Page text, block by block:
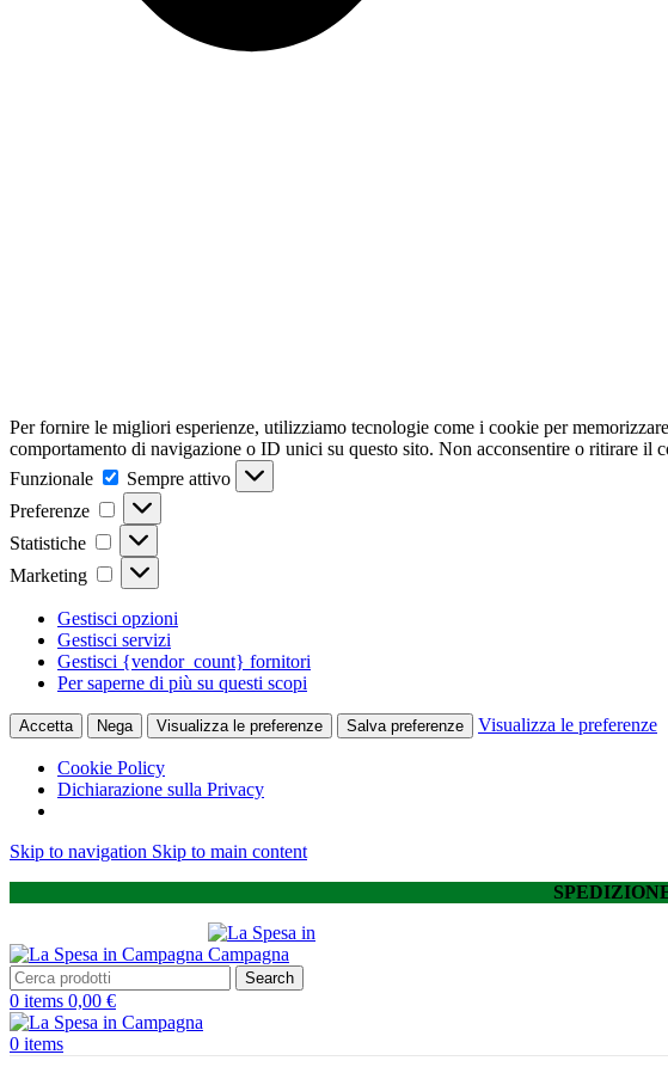
Per fornire le migliori esperienze, utilizziamo tecnologie come i cookie per
comportamento di navigazione o ID unici su questo sito. Non acconsentire o ritirare il
Funzionale
Funzionale
Sempre attivo
Preferenze
Preferenze
Statistiche Statistiche
Marketing Marketing
Gestisci opzioni
Gestisci servizi
Gestisci {vendor_count} fornitori
Per saperne di più su questi scopi
Accetta Nega Visualizza le preferenze Salva preferenze Visualizza le preferenze
Cookie Policy
Dichiarazione sulla Privacy
Skip to navigation Skip to main content
Search
0 items 0,00 €
0 items